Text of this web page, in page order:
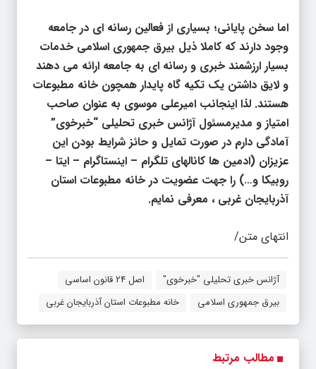
اما سخن پایانی؛ بسیاری از فعالین رسانه ای در جامعه
وجود دارند که کاملا ذیل بیرق جمهوری اسلامی خدمات
بسیار ارزشمند خبری و رسانه ای به جامعه ارائه می دهند
و لایق داشتن یک تکیه گاه پایدار همچون خانه مطبوعات
هستند. لذا اینجانب امیرعلی موسوی به عنوان صاحب
امتیاز و مدیرمسئول آژانس خبری تحلیلی “خبرخوی”
آمادگی دارم در صورت تمایل و حائز شرایط بودن این
عزیزان (ادمین ها کانالهای تلگرام – اینستاگرام – ایتا –
روبیکا و…) را جهت عضویت در خانه مطبوعات استان
آذربایجان غربی ، معرفی نمایم.
انتهای متن/
آژانس خبری تحلیلی "خبرخوی"
اصل 24 قانون اساسی
بیرق جمهوری اسلامی
خانه مطبوعات استان آذربایجان غربی
مطالب مرتبط